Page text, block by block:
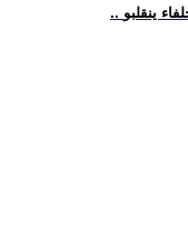
ينقلبو